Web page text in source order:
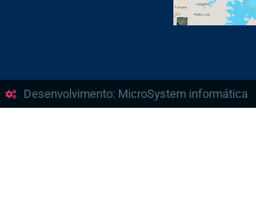
Desenvolvimento: MicroSystem informática